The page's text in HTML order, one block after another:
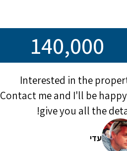
140,000
Interested in the
Contact me and I'll be
give you all the
עדי